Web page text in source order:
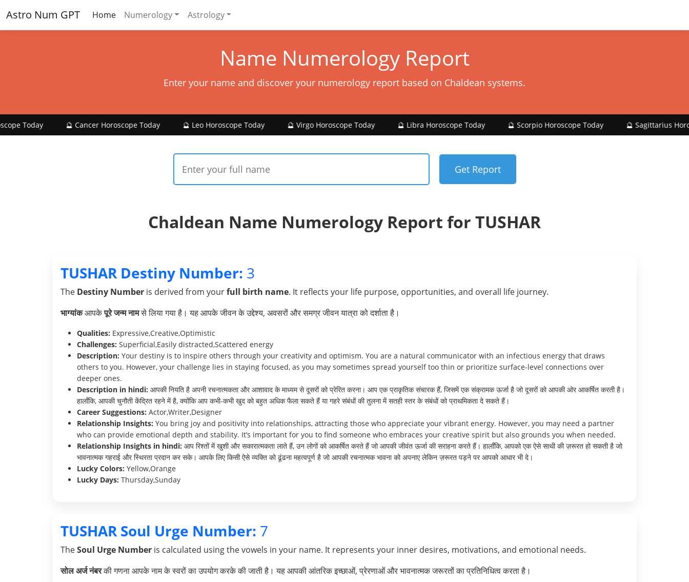
Astro Num GPT Home Numerology Astrology
Name Numerology Report
Enter your name and discover your numerology report based on Chaldean systems.
🔮 Cancer Horoscope Today 🔮 Leo Horoscope Today 🔮 Virgo Horoscope Today 🔮 Libra Horoscope Today 🔮 Scorpio Horoscope Today 🔮 Sagittarius Horoscope Today
Chaldean Name Numerology Report for TUSHAR
TUSHAR Destiny Number: 3
The Destiny Number is derived from yourfull birth name. It reflects your life purpose, opportunities, and overall life journey.
भाग्यांकआपकेपूरे जन्म नामसे लिया गया है। यह आपके जीवन के उद्देश्य, अवसरों और समग्र जीवन यात्रा को दर्शाता है।
Qualities: Expressive,Creative,Optimistic
Challenges: Superficial,Easily distracted,Scattered energy
Description: Your destiny is to inspire others through your creativity and optimism. You are a natural communicator with an infectious energy that draws
others to you. However, your challenge lies in staying focused, as you may sometimes spread yourself too thin or prioritize surface-level connections over
deeper ones.
Description in hindi: आपकी नियति है अपनी रचनात्मकता और आशावाद के माध्यम से दूसरों को प्रेरित करना। आप एक प्राकृतिक संचारक हैं, जिसमें एक संक्रामक ऊर्जा है जो दूसरों को आपकी ओर आकर्षित करती है।
हालाँकि, आपकी चुनौती केंद्रित रहने में है, क्योंकि आप कभी-कभी खुद को बहुत अधिक फैला सकते हैं या गहरे संबंधों की तुलना में सतही स्तर के संबंधों को प्राथमिकता दे सकते हैं।
Career Suggestions: Actor,Writer,Designer
Relationship Insights: You bring joy and positivity into relationships, attracting those who appreciate your vibrant energy. However, you may need a partner
who can provide emotional depth and stability. It’s important for you to find someone who embraces your creative spirit but also grounds you when needed.
Relationship Insights in hindi: आप रिश्तों में खुशी और सकारात्मकता लाते हैं, उन लोगों को आकर्षित करते हैं जो आपकी जीवंत ऊर्जा की सराहना करते हैं। हालाँकि, आपको एक ऐसे साथी की ज़रूरत हो सकती है जो
भावनात्मक गहराई और स्थिरता प्रदान कर सके। आपके लिए किसी ऐसे व्यक्ति को ढूंढना महत्वपूर्ण है जो आपकी रचनात्मक भावना को अपनाए लेकिन ज़रूरत पड़ने पर आपको आधार भी दे।
Lucky Colors: Yellow,Orange
Lucky Days: Thursday,Sunday
TUSHAR Soul Urge Number: 7
TheSoul Urge Number is calculated using the vowels in your name. It represents your inner desires, motivations, and emotional needs.
सोल अर्ज नंबरकी गणना आपके नाम के स्वरों का उपयोग करके की जाती है। यह आपकी आंतरिक इच्छाओं, प्रेरणाओं और भावनात्मक जरूरतों का प्रतिनिधित्व करता है।